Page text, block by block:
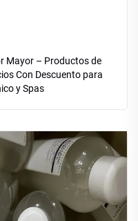
Mayor – Productos de
Con Descuento para
y Spas